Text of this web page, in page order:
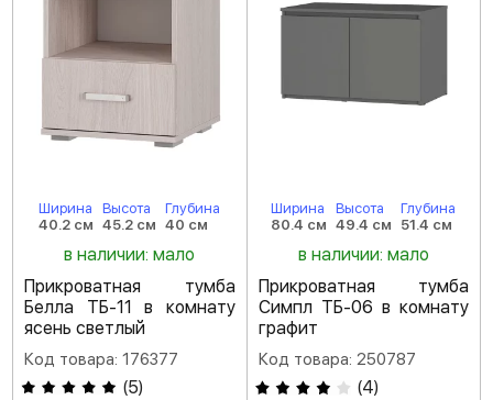
Ширина
40.2 см
Высота
45.2 см
Глубина
40 см
в наличии: мало
Прикроватная тумба
Белла ТБ-11 в комнату
ясень светлый
Код товара: 176377
(5)
Ширина
80.4 см
Высота
49.4 см
Глубина
51.4 см
в наличии: мало
Прикроватная тумба
Симпл ТБ-06 в комнату
графит
Код товара: 250787
(4)